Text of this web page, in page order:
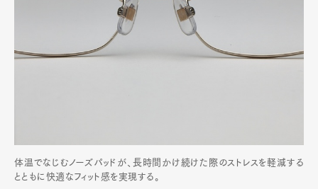
Pen Meet
Pen international Pen tw
体温でなじむノーズパッドが、長時間かけ続けた際のストレスを軽減する
とともに快適なフィット感を実現する。